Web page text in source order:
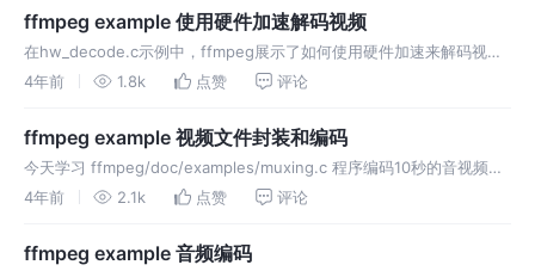
ffmpeg example 使用硬件加速解码视频
在hw_decode.c示例中，ffmpeg展示了如何使用硬件加速来解码视
频，我们来分析一下是怎么实现的。 硬件加速设备类型 展示所有可用
4年前 1.8k 点赞 评论
ffmpeg example 视频文件封装和编码
今天学习 ffmpeg/doc/examples/muxing.c 程序编码10秒的音视频数
据，写入参数指定的路径，文件后缀会决定文件的封装格式，使用的音
4年前 2.1k 点赞 评论
ffmpeg example 音频编码